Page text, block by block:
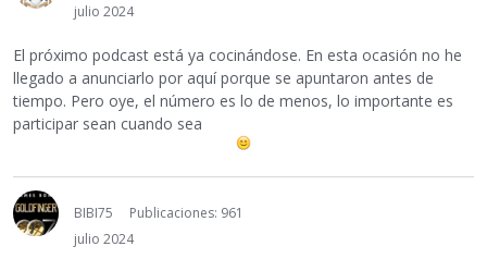
julio 2024
El próximo podcast está ya cocinándose. En esta ocasión no he
llegado a anunciarlo por aquí porque se apuntaron antes de
tiempo. Pero oye, el número es lo de menos, lo importante es
participar sean cuando sea
BIBI75
Publicaciones: 961
julio 2024